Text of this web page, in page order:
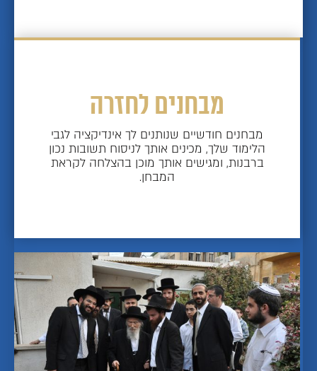
מבחנים לחזרה
מבחנים חודשיים שנותנים לך אינדיקציה לגבי
הלימוד שלך, מכינים אותך לניסוח תשובות נכון
ברבנות, ומגישים אותך מוכן בהצלחה לקראת
המבחן.